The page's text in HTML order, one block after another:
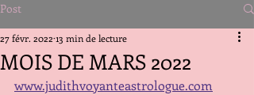
Post
MOIS DE MARS 2022
27 févr. 2022 13 min de lecture
www.judithvoyanteastrologue.com